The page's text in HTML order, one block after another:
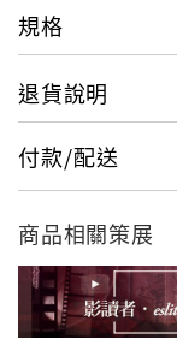
讀者見證蜂擁而
展開行動！
★看了麻理惠的
懷抱的夢想，決
★我是個無法丟
★很奇怪，讀完
變好了。
★只是照麻理惠
會有如此大的改
規格
退貨說明
付款/配送
商品相關策展